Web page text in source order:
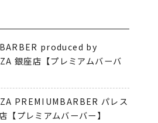
produced by
銀座店【プレミアムバーバ
PREMIUMBARBER パレス
【プレミアムバーバー】